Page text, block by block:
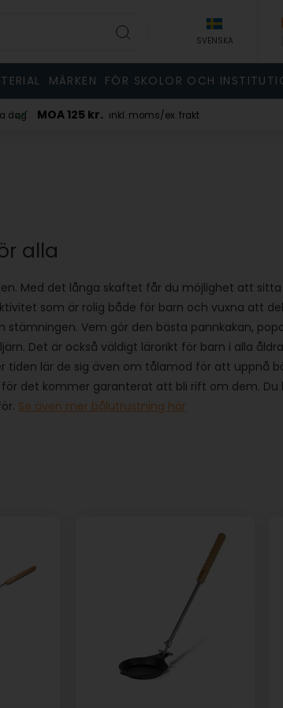
SVENSKA
MÄRKEN FÖR SKOLOR OCH
MOA 125 kr. inkl. moms/ex. frakt
alla
Med det långa skaftet får du möjlighet att
som är rolig både för barn och vuxna att
Vem gör den bästa pannkakan,
Det är också väldigt lärorikt för barn i alla
tiden lär de sig även om tålamod för att uppnå
det kommer garanterat att bli rift om dem.
Se även mer bålutrustning här